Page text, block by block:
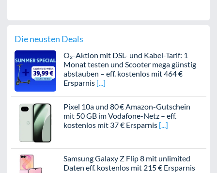
Die neusten Deals
O₂-Aktion mit DSL- und Kabel-Tarif: 1
Monat testen und Scooter mega günstig
abstauben – eff. kostenlos mit 464 €
Ersparnis
Pixel 10a und 80 € Amazon-Gutschein
mit 50 GB im Vodafone-Netz – eff.
kostenlos mit 37 € Ersparnis
Samsung Galaxy Z Flip 8 mit unlimited
Daten eff. kostenlos mit 215 € Ersparnis